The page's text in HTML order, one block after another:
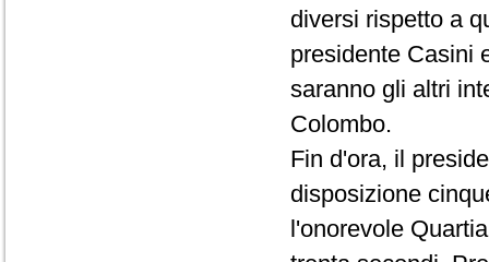
diversi rispetto a
presidente Casini
saranno gli altri
Colombo.
Fin d'ora, il
disposizione
l'onorevole